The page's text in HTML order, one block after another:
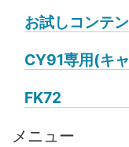
お試しコンテ
CY91専用(キ
FK72
メニュー